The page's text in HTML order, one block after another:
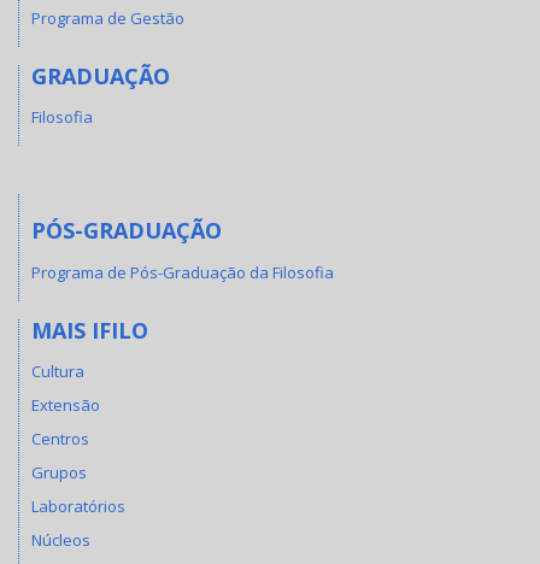
Programa de Gestão
GRADUAÇÃO
Filosofia
PÓS-GRADUAÇÃO
Programa de Pós-Graduação da Filosofia
MAIS IFILO
Cultura
Extensão
Centros
Grupos
Laboratórios
Núcleos